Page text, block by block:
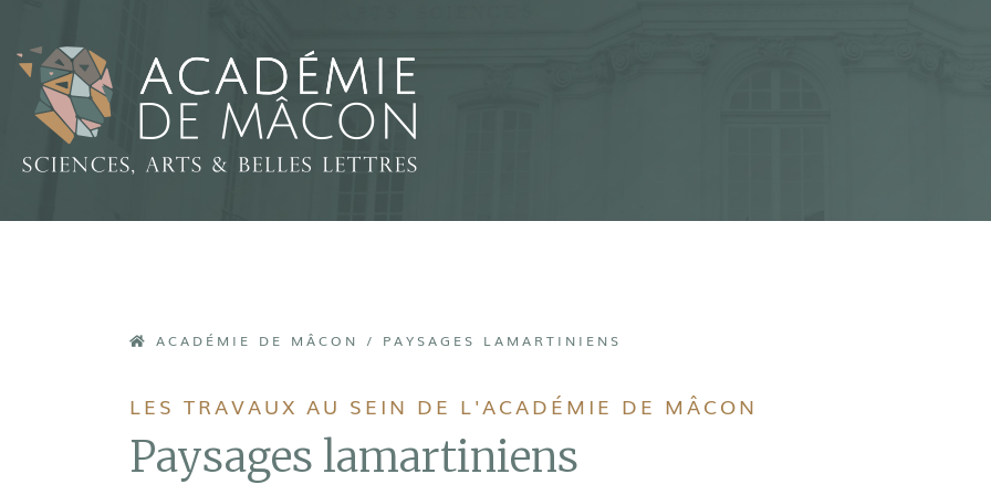
ACADÉMIE DE MÂCON / PAYSAGES LAMARTINIENS
LES TRAVAUX AU SEIN DE L'ACADÉMIE DE MÂCON
Paysages lamartiniens